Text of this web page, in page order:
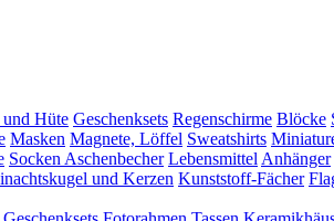
und Hüte Geschenksets Regenschirme Blöcke
Masken Magnete, Löffel Sweatshirts
Socken Aschenbecher Lebensmittel Anhänger
und Kerzen Kunststoff-Fächer